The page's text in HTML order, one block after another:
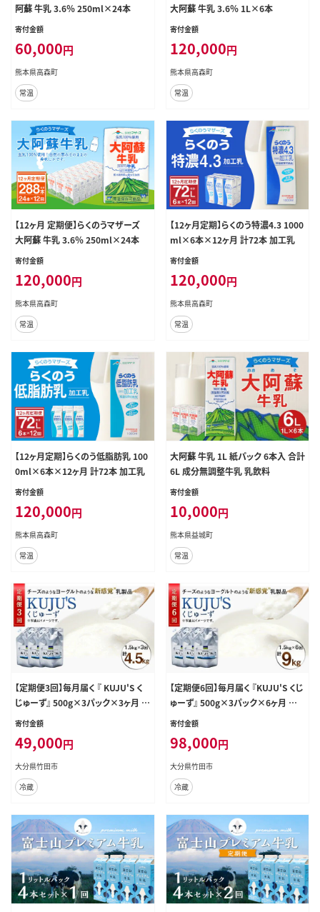
阿蘇 牛乳 3.6％ 250ml×24本
寄付金額
60,000円
熊本県高森町
常温
大阿蘇 牛乳 3.6％ 1L×6本
寄付金額
120,000円
熊本県高森町
常温
【12ヶ月 定期便】らくのうマザーズ
大阿蘇 牛乳 3.6％ 250ml×24本
寄付金額
120,000円
熊本県高森町
常温
【12ヶ月定期】らくのう特濃4.3 1000
ml×6本×12ヶ月 計72本 加工乳
寄付金額
120,000円
熊本県高森町
常温
【12ヶ月定期】らくのう低脂肪乳 100
0ml×6本×12ヶ月 計72本 加工乳
寄付金額
120,000円
熊本県高森町
常温
大阿蘇 牛乳 1L 紙パック 6本入 合計
6L 成分無調整牛乳 乳飲料
寄付金額
10,000円
熊本県益城町
常温
【定期便3回】毎月届く 『 KUJU'S く
じゅーず』 500g×3パック×3ヶ月 合
計4.5kg 家庭用パックタイプ チーズ
シウム スキール
寄付金額
49,000円
大分県竹田市
冷蔵
【定期便6回】毎月届く 『KUJU'S くじ
ゅーず』 500g×3パック×6ヶ月 合
計9kg 家庭用パックタイプ チーズ
シウム スキール
寄付金額
98,000円
大分県竹田市
冷蔵